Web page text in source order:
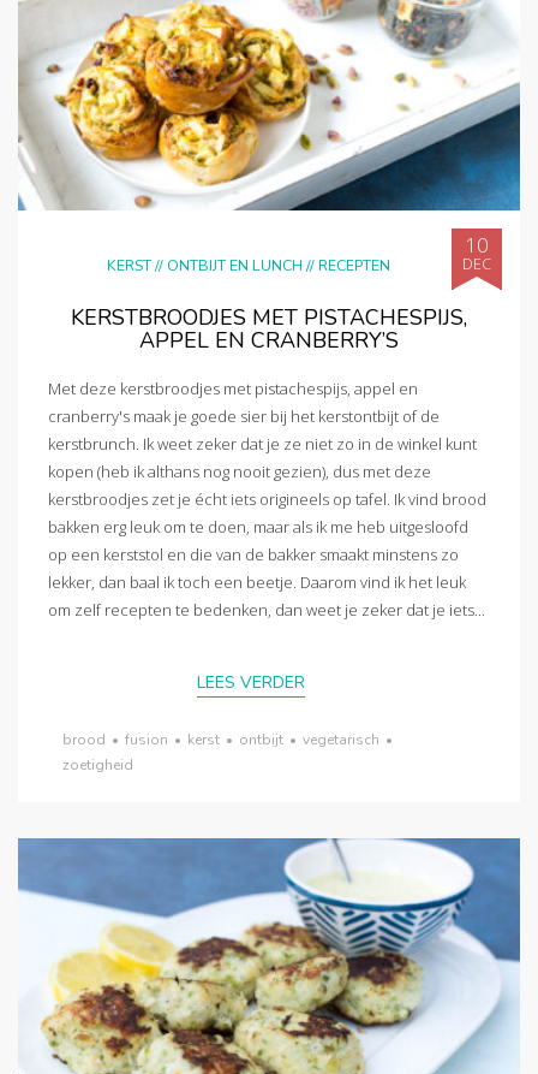
KERST// ONTBIJT EN LUNCH //RECEPTEN
10
DEC
KERSTBROODJES MET PISTACHESPIJS,
APPEL EN CRANBERRY’S
Met deze kerstbroodjes met pistachespijs, appel en
cranberry's maak je goede sier bij het kerstontbijt of de
kerstbrunch. Ik weet zeker dat je ze niet zo in de winkel kunt
kopen (heb ik althans nog nooit gezien), dus met deze
kerstbroodjes zet je écht iets origineels op tafel. Ik vind brood
bakken erg leuk om te doen, maar als ik me heb uitgesloofd
op een kerststol en die van de bakker smaakt minstens zo
lekker, dan baal ik toch een beetje. Daarom vind ik het leuk
om zelf recepten te bedenken, dan weet je zeker dat je iets...
LEES VERDER
brood • fusion • kerst • ontbijt • vegetarisch •
zoetigheid